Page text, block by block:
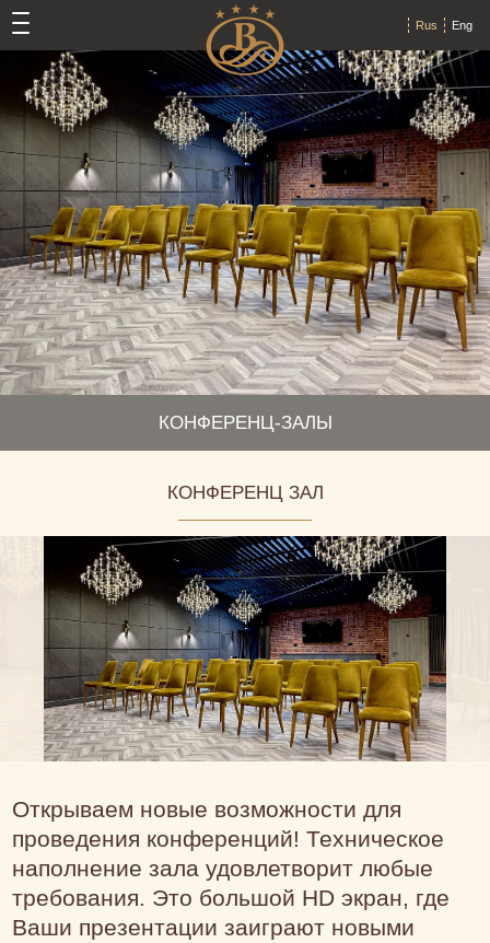
Rus Eng
КОНФЕРЕНЦ-ЗАЛЫ
КОНФЕРЕНЦ ЗАЛ
Открываем новые возможности для
проведения конференций! Техническое
наполнение зала удовлетворит любые
требования. Это большой HD экран, где
Ваши презентации заиграют новыми